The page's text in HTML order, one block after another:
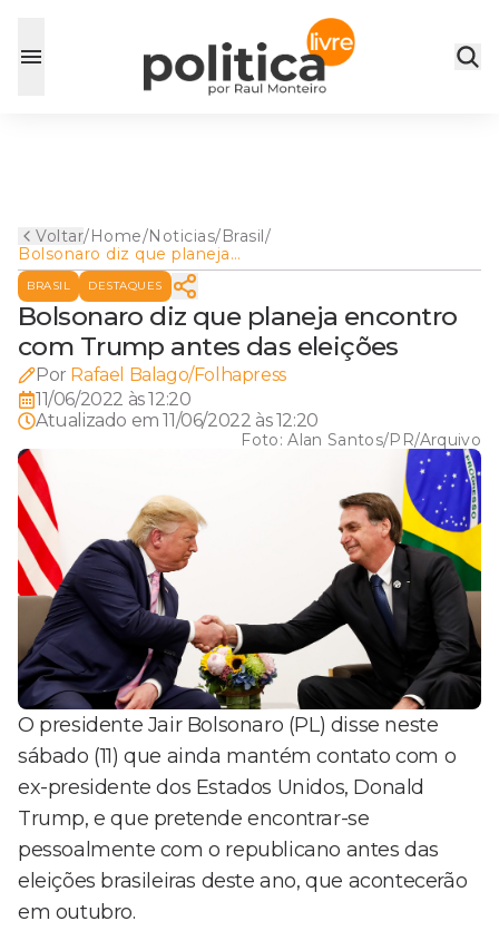
Voltar/Home/Noticias/Brasil/
Bolsonaro diz que planeja
encontro com Trump antes
das eleições
BRASIL DESTAQUES
Bolsonaro diz que planeja encontro
com Trump antes das eleições
Por Rafael Balago/Folhapress
11/06/2022 às 12:20
Atualizado em11/06/2022 às 12:20
Foto:Alan Santos/PR/Arquivo
O presidente Jair Bolsonaro (PL) disse neste
sábado (11) que ainda mantém contato com o
ex-presidente dos Estados Unidos, Donald
Trump, e que pretende encontrar-se
pessoalmente com o republicano antes das
eleições brasileiras deste ano, que acontecerão
em outubro.